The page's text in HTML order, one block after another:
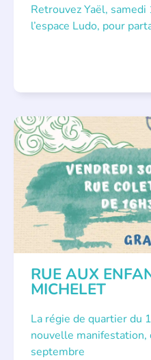
Retrouvez Yaël,
l’espace Ludo, pour
RUE AUX
MICHELET
La régie de quartier du
nouvelle manifestation,
septembre